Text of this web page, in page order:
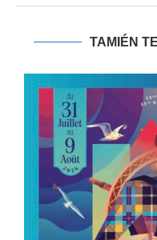
TAMIÉN